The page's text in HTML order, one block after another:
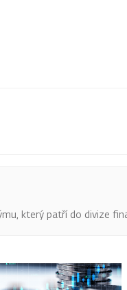
který patří do divize